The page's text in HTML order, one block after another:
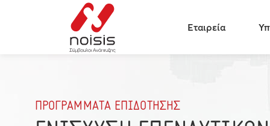
Εταιρεία
ΠΡΟΓΡΑΜΜΑΤΑ ΕΠΙΔΟΤΗΣΗΣ